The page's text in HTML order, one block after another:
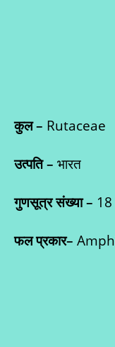
कुल– Rutaceae
उत्पति– भारत
गुणसूत्र संख्या– 18
फल प्रकार–